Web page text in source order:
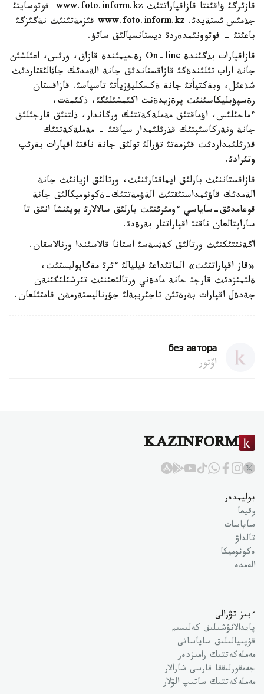
قازئرگئ ؤاقئتتا قازاقپاراتتئث www.foto.inform.kz فوتوسايتئ
جذمئس ئستةيدئ. www.foto.inform.kz قئزمةتئنئث نةگئزگئ
باعئتئ - فوتوونئمدةردئ ديستانسيالئق ساتؤ.
قازاقپارات بذگئندة On-line رةجيمئندة قازاق، ورئس، اعئلشئن
جانة اراب تئلئندةگئ قازاقستاندئق جانة الةمدئك جاثالئقتاردئث
شذعئل، وبةكتيأتئ جانة ةكسكليؤزيأتئ تاسپاسئ. قازاقستان
رةسپؤبليكاسئنئث پرةزيدةنت اكئمشئلئگئ، ذكئمةت،
ءماجئلئس، اؤماقتئق مةملةكةتتئك ورگاندار، ذلتتئق قارجئلئق
جانة ونةركاسئپتئك قذرئلئمدار سياقتئ - مةملةكةتتئك
قذرئلئمداردئث قئزمةتئ تؤرالئ تولئق جانة ناقتئ اقپارات بةرئپ
وتئرادئ.
قازاقستاننئث بارلئق ايماقتارئنئث، ورتالئق ازيانئث جانة
الةمدئك قاؤئمداستئقتئث الةؤمةتتئك-ةكونوميكالئق جانة
قوعامدئق-ساياسي ءومئرئنئث بارلئق سالالارئ بويئنشا انئق تا
ساراپتالعان ناقتئ اقپاراتتار بةرةدئ.
اگةنتتئكتئث ورتالئق كةثسةسئ استانا قالاسئندا ورنالاسقان.
«قاز اقپاراتتئث» الماتئداعئ فيليالئ ءئرئ مةگاپوليستئث،
ةلئمئزدئث قارجئ جانة مادةني ورتالئعئنئث تئرشئلئگئنةن
جةدةل اقپارات بةرةتئن تاجئريبةلئ جؤرناليستةرمةن قامتئلعان.
без автора
اۆتور
KAZINFORM
بوليمدەر
وقيعا
ساياسات
تالداۋ
ەكونوميكا
الەمدە
ءبىز تۋرالى
پايدالانۋشىلىق كەلىسىم
قۇپىيالىلىق ساياساتى
مەملەكەتتىك رامىزدەر
جەمقورلىققا قارسى شارالار
مەملەكەتتىك ساتىپ الۋلار